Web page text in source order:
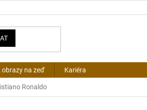
obrazy na zeď Kariéra
Ronaldo